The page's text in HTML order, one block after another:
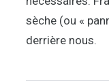
sèche (ou «
derrière nous.